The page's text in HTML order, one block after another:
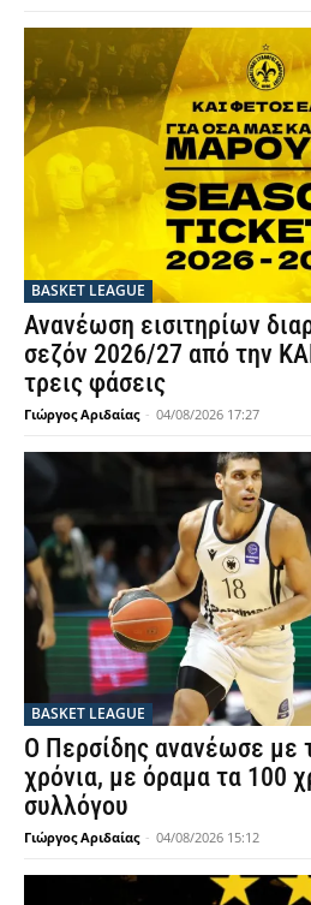
BASKET LEAGUE
Ανανέωση εισιτηρίων
σεζόν 2026/27 από την
τρεις φάσεις
Γιώργος Αριδαίας - 04/08/2026 17:27
BASKET LEAGUE
Ο Περσίδης ανανέωσε με
χρόνια, με όραμα τα 100
συλλόγου
Γιώργος Αριδαίας - 04/08/2026 15:12